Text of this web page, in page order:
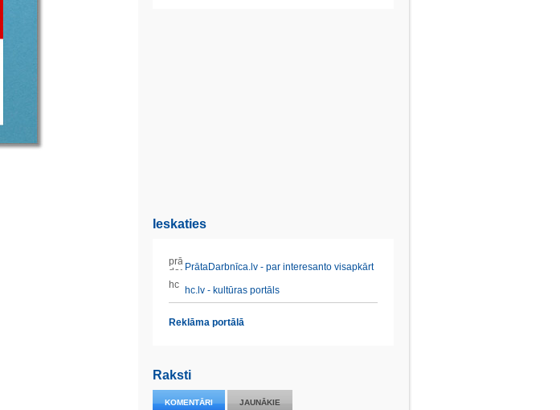
Ieskaties
PrātaDarbnīca.lv - par interesanto visapkārt
hc.lv - kultūras portāls
Reklāma portālā
Raksti
KOMENTĀRI JAUNĀKIE